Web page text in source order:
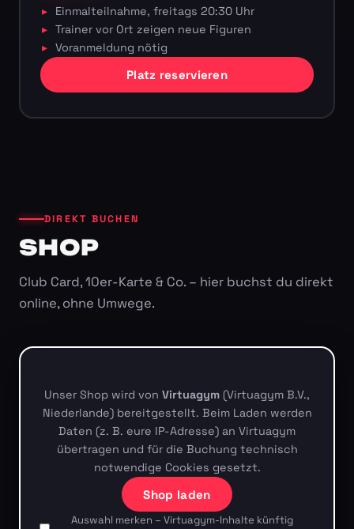
Einmalteilnahme, freitags 20:30 Uhr
Trainer vor Ort zeigen neue Figuren
Voranmeldung nötig
Platz reservieren
DIREKT BUCHEN
SHOP
Club Card, 10er-Karte & Co. – hier buchst du direkt
online, ohne Umwege.
Unser Shop wird von Virtuagym (Virtuagym B.V.,
Niederlande) bereitgestellt. Beim Laden werden
Daten (z. B. eure IP-Adresse) an Virtuagym
übertragen und für die Buchung technisch
notwendige Cookies gesetzt.
Shop laden
Auswahl merken – Virtuagym-Inhalte künftig